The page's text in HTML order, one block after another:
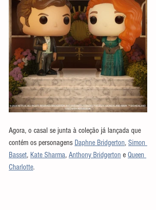
Agora, o casal se junta à coleção já lançada que
contém os personagens Daphne Bridgerton, Simon
Basset, Kate Sharma, Anthony Bridgerton e Queen
Charlotte.